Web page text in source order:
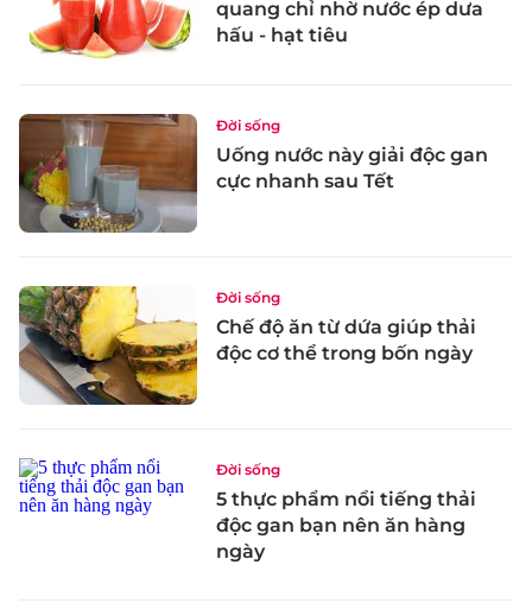
quang chỉ nhờ nước ép dưa
hấu - hạt tiêu
Đời sống
Uống nước này giải độc gan
cực nhanh sau Tết
Đời sống
Chế độ ăn từ dứa giúp thải
độc cơ thể trong bốn ngày
Đời sống
5 thực phẩm nổi tiếng thải
độc gan bạn nên ăn hàng
ngày